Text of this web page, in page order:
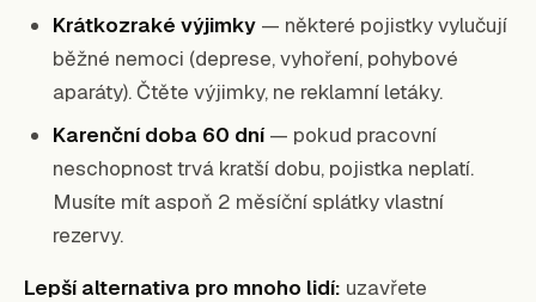
Krátkozraké výjimky— některé pojistky vylučují
běžné nemoci (deprese, vyhoření, pohybové
aparáty). Čtěte výjimky, ne reklamní letáky.
Karenční doba 60 dní— pokud pracovní
neschopnost trvá kratší dobu, pojistka neplatí.
Musíte mít aspoň 2 měsíční splátky vlastní
rezervy.
Lepší alternativa pro mnoho lidí: uzavřete